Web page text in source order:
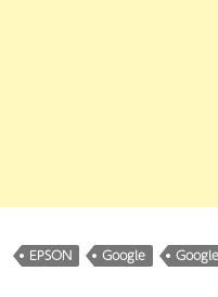
EPSON Google